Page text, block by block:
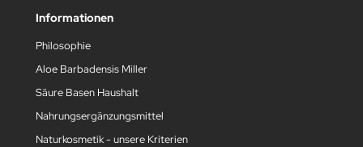
Informationen
Philosophie
Aloe Barbadensis Miller
Säure Basen Haushalt
Nahrungsergänzungsmittel
Naturkosmetik - unsere Kriterien